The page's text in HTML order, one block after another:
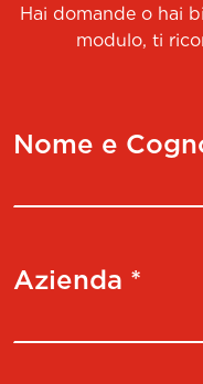
Hai domande o hai
modulo, ti
Nome e
Azienda *